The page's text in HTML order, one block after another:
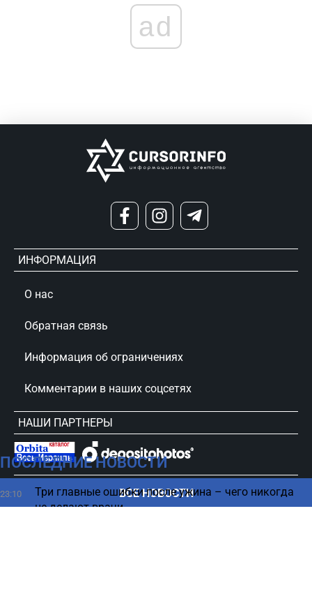
ПОСЛЕДНИЕ НОВОСТИ
23:10
Три главные ошибки после ужина – чего никогда
не делают врачи
ВСЕ НОВОСТИ
ad
ИНФОРМАЦИЯ
О нас
Обратная связь
Информация об ограничениях
Комментарии в наших соцсетях
НАШИ ПАРТНЕРЫ
сursorinfo.co.il © Все права защищены